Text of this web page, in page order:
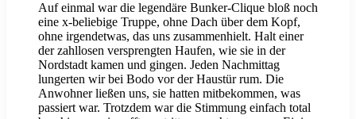
Auf einmal war die legendäre Bunker-Clique bloß noch
eine x-beliebige Truppe, ohne Dach über dem Kopf,
ohne irgendetwas, das uns zusammenhielt. Halt einer
der zahllosen versprengten Haufen, wie sie in der
Nordstadt kamen und gingen. Jeden Nachmittag
lungerten wir bei Bodo vor der Haustür rum. Die
Anwohner ließen uns, sie hatten mitbekommen, was
passiert war. Trotzdem war die Stimmung einfach total